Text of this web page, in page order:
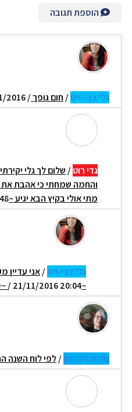
הוספת תגובה
גלי צבי-ויס/ חום גופך/ 20/11/2016 19:45
גדי רוט/ שלום לך גלי
והחמה שמחתי כי אהבת את
מתי אולי בקיץ הבא יגיע ~love~
גלי צבי-ויס/אני עדיין
~love~
/ 21/11/2016 20:04
נורית ליברמן/לפי לוח השנה